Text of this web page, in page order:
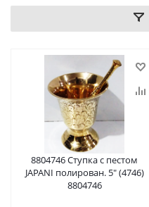
8804746 Ступка с пестом
JAPANI полирован. 5" (4746)
8804746